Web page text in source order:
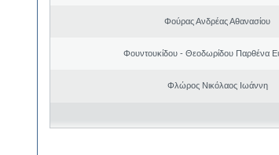
Φούρας Ανδρέας Αθανασίου
Φουντουκίδου - Θεοδωρίδου Παρθένα
Φλώρος Νικόλαος Ιωάννη